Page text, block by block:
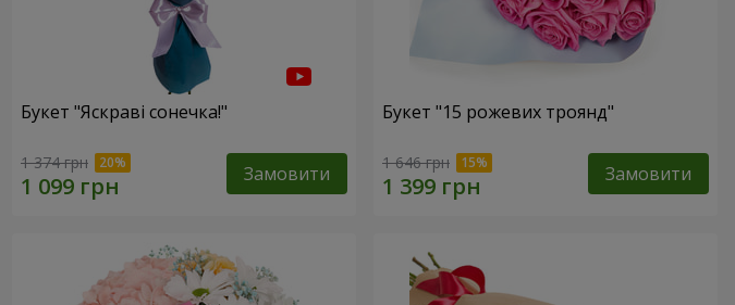
Букет "Яскраві сонечка!"
1 374 грн Замовити
Букет "15 рожевих троянд"
1 646 грн Замовити